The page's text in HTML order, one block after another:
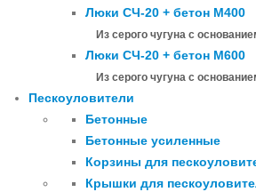
Люки СЧ-20 + бетон М400
Из серого чугуна с
Люки СЧ-20 + бетон М600
Из серого чугуна с
Пескоуловители
Бетонные
Бетонные усиленные
Корзины для
Крышки для